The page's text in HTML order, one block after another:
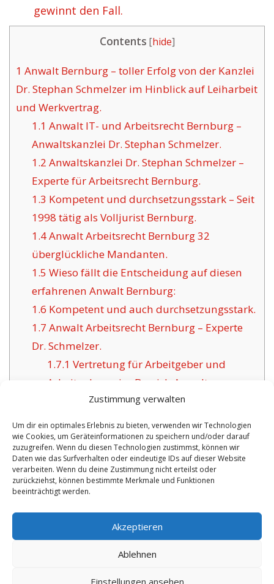
Zustimmung verwalten
Um dir ein optimales Erlebnis zu bieten, verwenden wir Technologien
wie Cookies, um Geräteinformationen zu speichern und/oder darauf
zuzugreifen. Wenn du diesen Technologien zustimmst, können wir
Daten wie das Surfverhalten oder eindeutige IDs auf dieser Website
verarbeiten. Wenn du deine Zustimmung nicht erteilst oder
zurückziehst, können bestimmte Merkmale und Funktionen
beeinträchtigt werden.
Akzeptieren
Ablehnen
Einstellungen ansehen
gewinnt den Fall.
Contents [hide]
1 Anwalt Bernburg – toller Erfolg von der Kanzlei
Dr. Stephan Schmelzer im Hinblick auf Leiharbeit
und Werkvertrag.
1.1 Anwalt IT- und Arbeitsrecht Bernburg –
Anwaltskanzlei Dr. Stephan Schmelzer.
1.2 Anwaltskanzlei Dr. Stephan Schmelzer –
Experte für Arbeitsrecht Bernburg.
1.3 Kompetent und durchsetzungsstark – Seit
1998 tätig als Volljurist Bernburg.
1.4Anwalt Arbeitsrecht Bernburg 32
überglückliche Mandanten.
1.5 Wieso fällt die Entscheidung auf diesen
erfahrenen Anwalt Bernburg:
1.6 Kompetent und auch durchsetzungsstark.
1.7 Anwalt Arbeitsrecht Bernburg – Experte
Dr. Schmelzer.
1.7.1 Vertretung für Arbeitgeber und
Arbeitnehmer im Bereich Anwalt
Arbeitsrecht Bernburg.
VORHERIGER ARTIKEL
Fachanwalt zum
NÄCHSTER ARTIKEL
Anwalt Selb
Copyright 2025 by: anwalt.rocks/arbeitsrecht/ Anwalt und Fachanwalt für